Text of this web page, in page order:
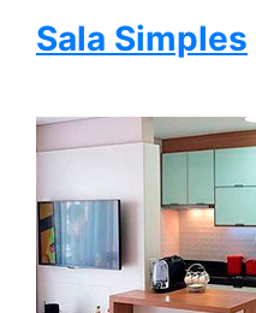
Sala Simples